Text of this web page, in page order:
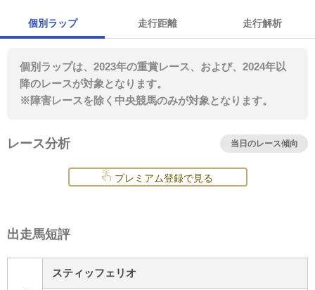
個別ラップ 走行距離 走行解析
個別ラップは、2023年の重賞レース、および、2024年以
降のレースが対象となります。
※障害レースを除く中央競馬のみが対象となります。
レース分析 当日のレース傾向
プレミアム登録で見る
出走馬短評
スティッフェリオ